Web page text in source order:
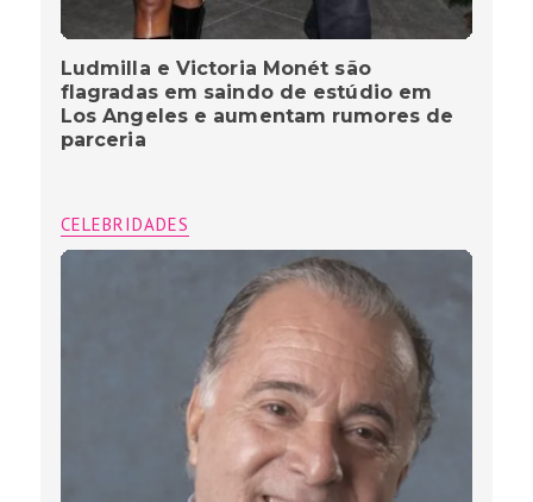
Ludmilla e Victoria Monét são
flagradas em saindo de estúdio em
Los Angeles e aumentam rumores de
parceria
CELEBRIDADES